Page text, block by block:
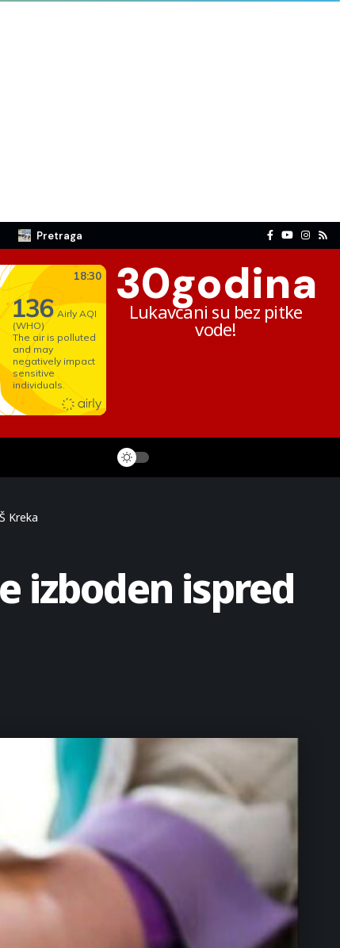
Pretraga
30godina
Lukavčani su bez pitke
vode!
Kreka
izboden ispred